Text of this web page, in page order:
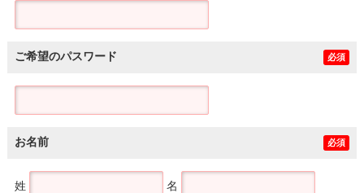
ご希望のパスワード 必須
お名前 必須
姓 名